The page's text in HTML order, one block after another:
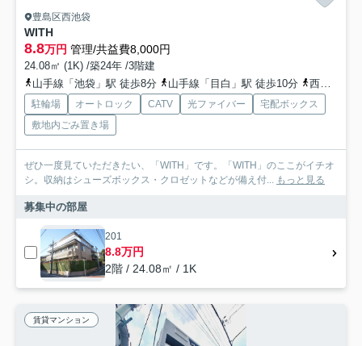
豊島区西池袋
WITH
8.8万円 管理/共益費8,000円
24.08㎡ (1K) /築24年 /3階建
山手線「池袋」駅 徒歩8分
山手線「目白」駅 徒歩10分 西武池袋線「椎名町」駅 徒歩9分
駐輪場 オートロック CATV 光ファイバー
宅配ボックス
敷地内ごみ置き場
ぜひ一度見ていただきたい、「WITH」です。「WITH」のここがイチオ
シ。収納はシューズボックス・クロゼットなどが備え付... もっと見る
募集中の部屋
201
8.8万円
2階 / 24.08㎡ / 1K
賃貸マンション